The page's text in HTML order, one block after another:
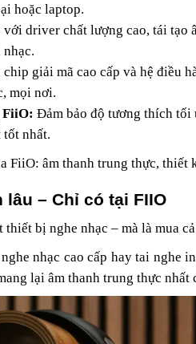
hoặc laptop.
driver chất lượng cao, tái tạo
chip giải mã cao cấp và hệ điều
mọi nơi.
FiiO: Đảm bảo độ tương thích tối
tốt nhất.
FiiO: âm thanh trung thực,
– Chỉ có tại FIIO
bị nghe nhạc – mà là mua
nhạc cao cấp hay tai nghe
lại âm thanh trung thực nhất